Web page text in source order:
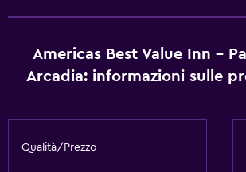
Generale
Camere per famiglie
Salottino
Americas Best Value Inn -
Arcadia: informazioni sulle
Qualità/Prezzo